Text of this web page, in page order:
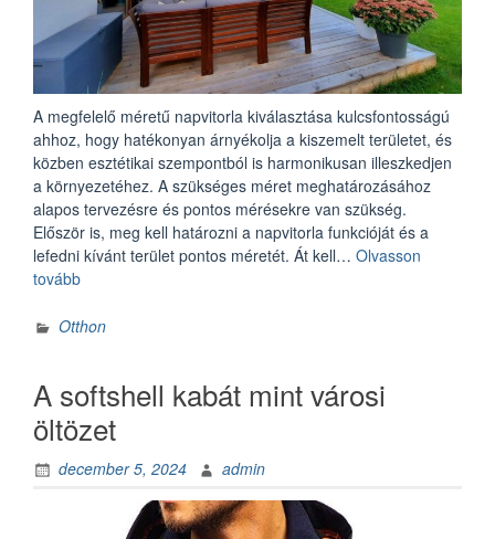
A megfelelő méretű napvitorla kiválasztása kulcsfontosságú
ahhoz, hogy hatékonyan árnyékolja a kiszemelt területet, és
közben esztétikai szempontból is harmonikusan illeszkedjen
a környezetéhez. A szükséges méret meghatározásához
alapos tervezésre és pontos mérésekre van szükség.
Először is, meg kell határozni a napvitorla funkcióját és a
lefedni kívánt terület pontos méretét. Át kell… Olvasson
tovább„A
mértének
Otthon
A softshell kabát mint városi
öltözet
december 5, 2024 admin